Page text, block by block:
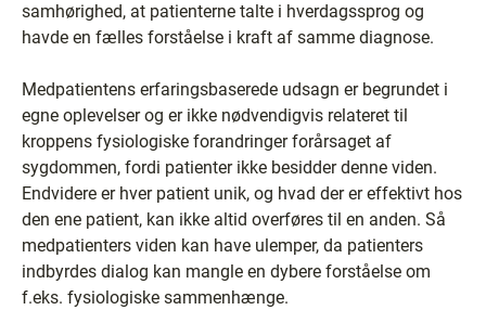
samhørighed, at patienterne talte i hverdagssprog og
havde en fælles forståelse i kraft af samme diagnose.
Medpatientens erfaringsbaserede udsagn er begrundet i
egne oplevelser og er ikke nødvendigvis relateret til
kroppens fysiologiske forandringer forårsaget af
sygdommen, fordi patienter ikke besidder denne viden.
Endvidere er hver patient unik, og hvad der er effektivt hos
den ene patient, kan ikke altid overføres til en anden. Så
medpatienters viden kan have ulemper, da patienters
indbyrdes dialog kan mangle en dybere forståelse om
f.eks. fysiologiske sammenhænge.